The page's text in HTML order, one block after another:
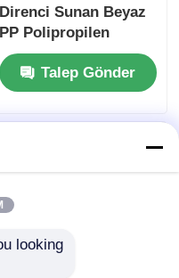
Direnci Sunan Beyaz
PP Polipropilen
Karton Endüstriyel
için Çarpışmaya
Dirençli ve Hafif
Talep Gönder
looking